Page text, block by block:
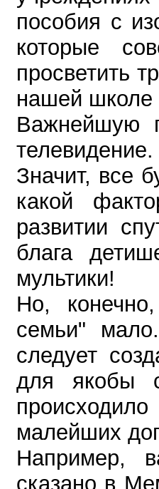
пособия с
которые
просветить
нашей школе
Важнейшую
Значит, все
какой
развитии
блага
мультики!
Но,
семьи"
следует
для якобы
малейших
Например,
сказано в